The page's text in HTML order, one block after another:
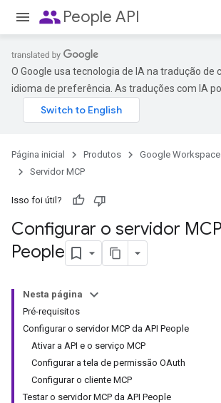
peoplePeople API
O Google usa tecnologia de IA na tradução de
idioma de preferência. As traduções com IA
Página inicial Produtos Google Workspace
Servidor MCP
Isso foi útil?
Configurar o servidor
People
Nesta página
Pré-requisitos
Configurar o servidor MCP da API People
Ativar a API e o serviço MCP
Configurar a tela de permissão OAuth
Configurar o cliente MCP
Testar o servidor MCP da API People